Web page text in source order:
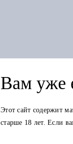
Вам уже
Этот сайт содержит
старше 18 лет. Если